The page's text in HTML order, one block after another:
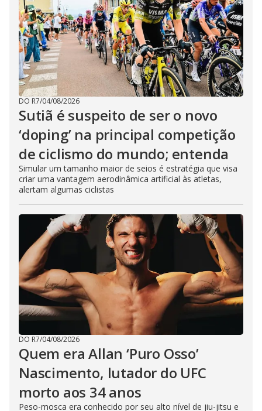
DO R7/04/08/2026
Sutiã é suspeito de ser o novo
‘doping’ na principal competição
de ciclismo do mundo; entenda
Simular um tamanho maior de seios é estratégia que visa
criar uma vantagem aerodinâmica artificial às atletas,
alertam algumas ciclistas
DO R7/04/08/2026
Quem era Allan ‘Puro Osso’
Nascimento, lutador do UFC
morto aos 34 anos
Peso-mosca era conhecido por seu alto nível de jiu-jitsu e